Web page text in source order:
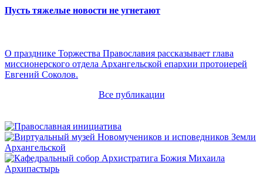
Пусть тяжелые новости не угнетают
О празднике Торжества Православия рассказывает глава
миссионерского отдела Архангельской епархии протоиерей
Евгений Соколов.
Все публикации
Архипастырь